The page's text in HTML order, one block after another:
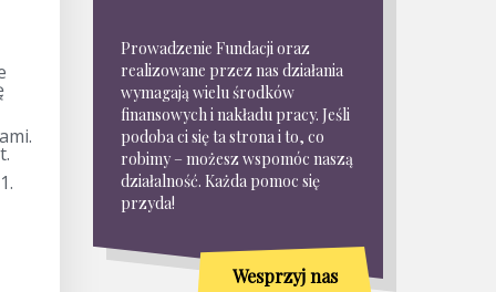
Prowadzenie Fundacji oraz
realizowane przez nas działania
wymagają wielu środków
finansowych i nakładu pracy. Jeśli
podoba ci się ta strona i to, co
robimy – możesz wspomóc naszą
działalność. Każda pomoc się
przyda!
Wesprzyj nas